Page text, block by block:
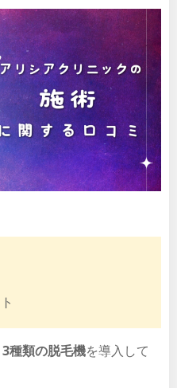
種類の脱毛機を導入して